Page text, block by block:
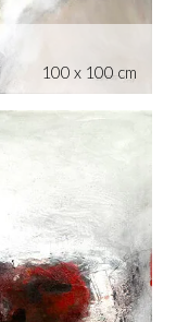
100 x 100 cm